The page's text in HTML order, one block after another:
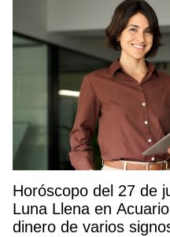
Horóscopo del 27 de
Luna Llena en
dinero de varios